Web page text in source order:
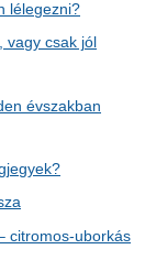
lélegezni?
vagy csak jól
évszakban
citromos-uborkás